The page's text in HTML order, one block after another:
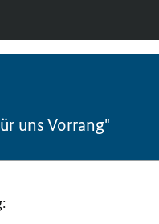
uns Vorrang"